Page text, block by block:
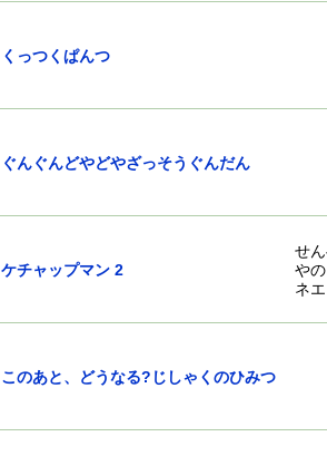
くっつくぱんつ
ぐんぐんどやどやざっそうぐんだん
ケチャップマン 2
せ
や
ネエ
このあと、どうなる?じしゃくのひみつ